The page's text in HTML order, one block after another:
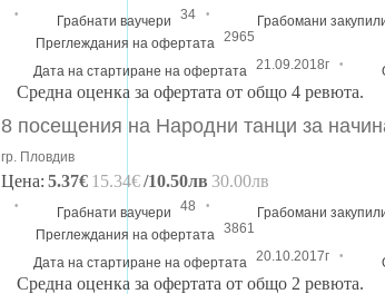
·
Грабнати ваучери 34 · Грабомани
Преглеждания на офертата 2965
Дата на стартиране на офертата 21.09.2018г ·
Средна оценка за офертата от общо 4 ревюта.
8 посещения на Народни танци за
гр. Пловдив
Цена: 5.37€ 15.34€/10.50лв 30.00лв
·
Грабнати ваучери 48 · Грабомани
Преглеждания на офертата 3861
Дата на стартиране на офертата 20.10.2017г ·
Средна оценка за офертата от общо 2 ревюта.